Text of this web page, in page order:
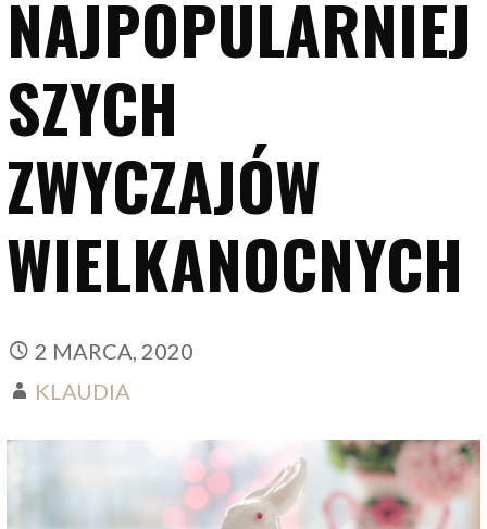
NAJPOPULARNIEJ
SZYCH
ZWYCZAJÓW
WIELKANOCNYCH
2 MARCA, 2020
KLAUDIA